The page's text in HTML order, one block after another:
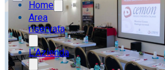
Home
Area
riservata
L’Azienda